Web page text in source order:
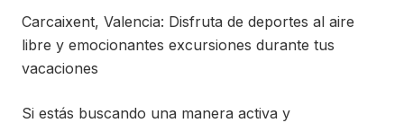
Carcaixent, Valencia: Disfruta de deportes al aire
libre y emocionantes excursiones durante tus
vacaciones
Si estás buscando una manera activa y